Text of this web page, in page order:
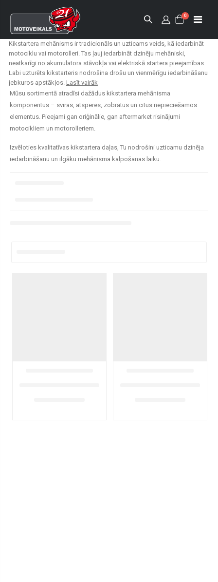
0
Kikstartera mehānisms ir tradicionāls un uzticams veids, kā iedarbināt
motociklu vai motorolleri. Tas ļauj iedarbināt dzinēju mehāniski,
neatkarīgi no akumulatora stāvokļa vai elektriskā startera pieejamības.
Labi uzturēts kikstarteris nodrošina drošu un vienmērīgu iedarbināšanu
jebkuros apstākļos. Lasīt vairāk
Mūsu sortimentā atradīsi dažādus kikstartera mehānisma
komponentus – sviras, atsperes, zobratus un citus nepieciešamos
elementus. Pieejami gan oriģinālie, gan aftermarket risinājumi
motocikliem un motorolleriem.
Izvēloties kvalitatīvas kikstartera daļas, Tu nodrošini uzticamu dzinēja
iedarbināšanu un ilgāku mehānisma kalpošanas laiku.